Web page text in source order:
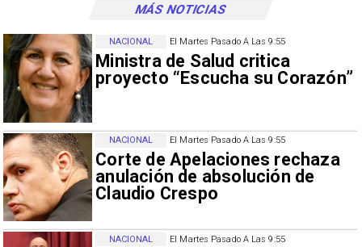
MÁS NOTICIAS
El Martes Pasado A Las 9:55
Ministra de Salud critica
proyecto “Escucha su Corazón”
NACIONAL
El Martes Pasado A Las 9:55
Corte de Apelaciones rechaza
anulación de absolución de
Claudio Crespo
NACIONAL
El Martes Pasado A Las 9:55
NACIONAL